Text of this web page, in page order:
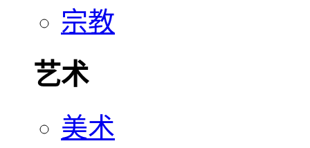
宗教
艺术
美术